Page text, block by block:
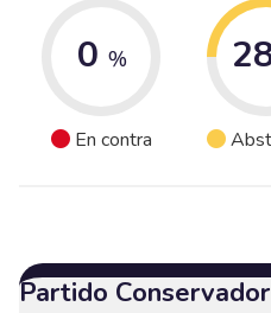
0 %
En contra
Partido